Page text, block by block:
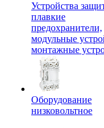
Устройства
плавкие
предохранители,
модульные
монтажные
Оборудование
низковольтное